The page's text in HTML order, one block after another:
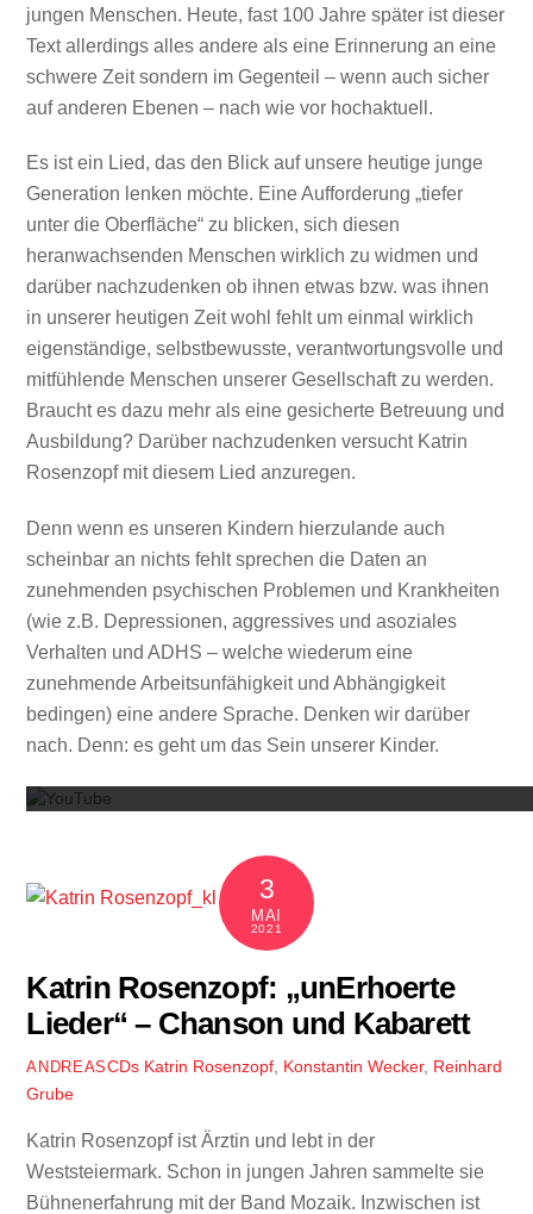
jungen Menschen. Heute, fast 100 Jahre später ist dieser
Text allerdings alles andere als eine Erinnerung an eine
schwere Zeit sondern im Gegenteil – wenn auch sicher
auf anderen Ebenen – nach wie vor hochaktuell.
Es ist ein Lied, das den Blick auf unsere heutige junge
Generation lenken möchte. Eine Aufforderung „tiefer
unter die Oberfläche“ zu blicken, sich diesen
heranwachsenden Menschen wirklich zu widmen und
darüber nachzudenken ob ihnen etwas bzw. was ihnen
in unserer heutigen Zeit wohl fehlt um einmal wirklich
eigenständige, selbstbewusste, verantwortungsvolle und
mitfühlende Menschen unserer Gesellschaft zu werden.
Braucht es dazu mehr als eine gesicherte Betreuung und
Ausbildung? Darüber nachzudenken versucht Katrin
Rosenzopf mit diesem Lied anzuregen.
Denn wenn es unseren Kindern hierzulande auch
scheinbar an nichts fehlt sprechen die Daten an
zunehmenden psychischen Problemen und Krankheiten
(wie z.B. Depressionen, aggressives und asoziales
Verhalten und ADHS – welche wiederum eine
zunehmende Arbeitsunfähigkeit und Abhängigkeit
bedingen) eine andere Sprache. Denken wir darüber
nach. Denn: es geht um das Sein unserer Kinder.
3
MAI
2021
Katrin Rosenzopf: „unErhoerte
Lieder“ – Chanson und Kabarett
ANDREASCDs Katrin Rosenzopf, Konstantin Wecker, Reinhard
Grube
Katrin Rosenzopf ist Ärztin und lebt in der
Weststeiermark. Schon in jungen Jahren sammelte sie
Bühnenerfahrung mit der Band Mozaik. Inzwischen ist